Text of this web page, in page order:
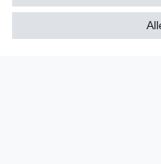
Bewertungen
Informationen zur